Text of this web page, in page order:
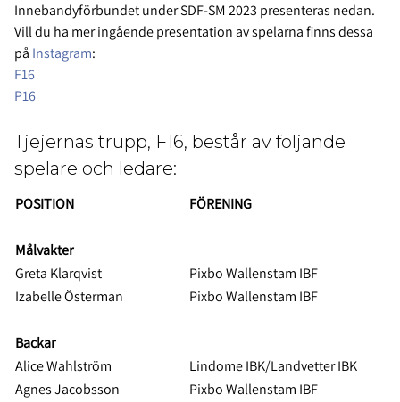
Innebandyförbundet under SDF-SM 2023 presenteras nedan.
Vill du ha mer ingående presentation av spelarna finns dessa
på Instagram:
F16
P16
Tjejernas trupp, F16, består av följande
spelare och ledare:
POSITION FÖRENING
Målvakter
Greta Klarqvist
Pixbo Wallenstam IBF
Izabelle Österman
Pixbo Wallenstam IBF
Backar
Alice Wahlström
Lindome IBK/Landvetter IBK
Agnes Jacobsson
Pixbo Wallenstam IBF